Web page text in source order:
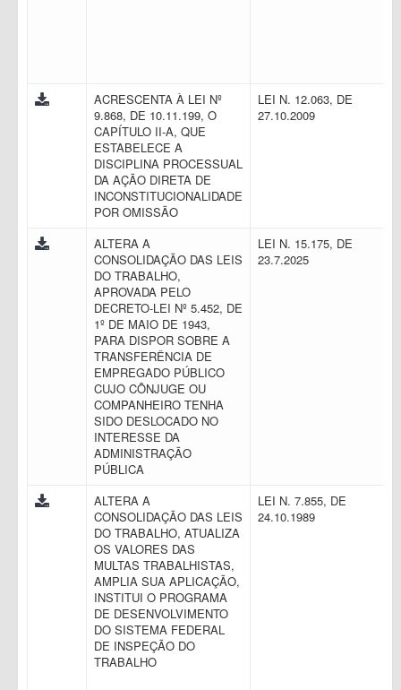
ACRESCENTA À LEI Nº
9.868, DE 10.11.199, O
CAPÍTULO II-A, QUE
ESTABELECE A
DISCIPLINA PROCESSUAL
DA AÇÃO DIRETA DE
INCONSTITUCIONALIDADE
POR OMISSÃO
LEI N. 12.063, DE
27.10.2009
ALTERA A
CONSOLIDAÇÃO DAS LEIS
DO TRABALHO,
APROVADA PELO
DECRETO-LEI Nº 5.452, DE
1º DE MAIO DE 1943,
PARA DISPOR SOBRE A
TRANSFERÊNCIA DE
EMPREGADO PÚBLICO
CUJO CÔNJUGE OU
COMPANHEIRO TENHA
SIDO DESLOCADO NO
INTERESSE DA
ADMINISTRAÇÃO
PÚBLICA
LEI N. 15.175, DE
23.7.2025
ALTERA A
CONSOLIDAÇÃO DAS LEIS
DO TRABALHO, ATUALIZA
OS VALORES DAS
MULTAS TRABALHISTAS,
AMPLIA SUA APLICAÇÃO,
INSTITUI O PROGRAMA
DE DESENVOLVIMENTO
DO SISTEMA FEDERAL
DE INSPEÇÃO DO
TRABALHO
LEI N. 7.855, DE
24.10.1989